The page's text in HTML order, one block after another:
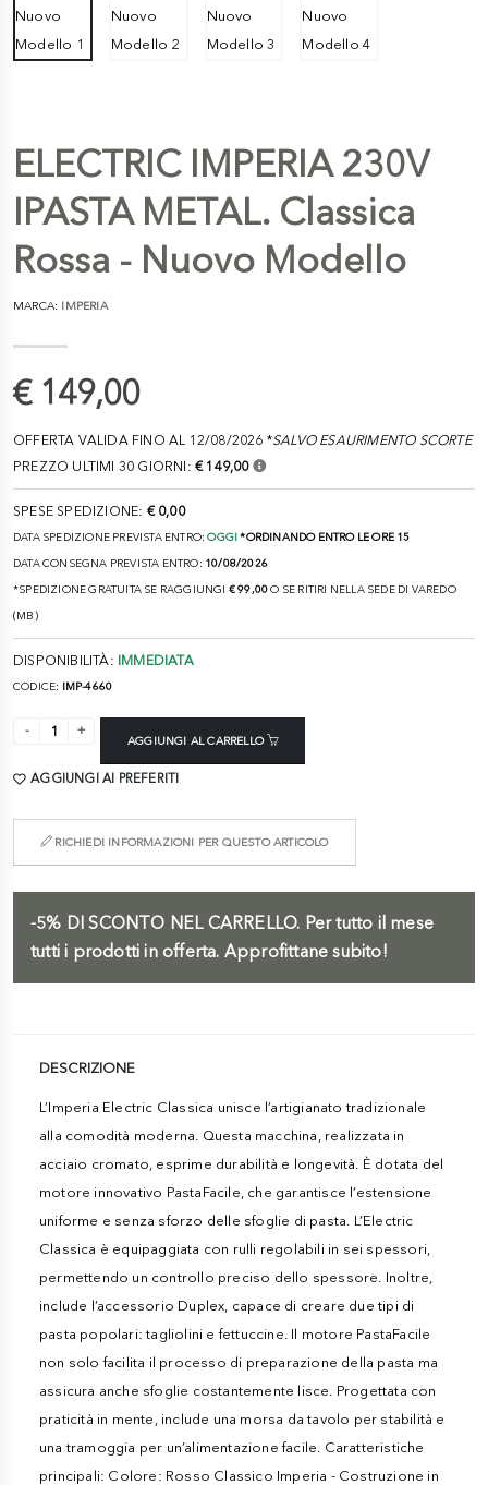
ELECTRIC IMPERIA 230V
IPASTA METAL. Classica
Rossa - Nuovo Modello
MARCA: IMPERIA
€ 149,00
OFFERTA VALIDA FINO AL 12/08/2026 *SALVO ESAURIMENTO SCORTE
PREZZO ULTIMI 30 GIORNI: € 149,00
SPESE SPEDIZIONE: € 0,00
DATA SPEDIZIONE PREVISTA ENTRO:OGGI *ORDINANDO ENTRO LE ORE 15
DATA CONSEGNA PREVISTA ENTRO: 10/08/2026
*SPEDIZIONE GRATUITA SE RAGGIUNGI € 99,00O SE RITIRI NELLA SEDE DI VAREDO
(MB)
DISPONIBILITÀ: IMMEDIATA
CODICE: IMP-4660
AGGIUNGI AL CARRELLO
AGGIUNGI AI PREFERITI
RICHIEDI INFORMAZIONI PER QUESTO ARTICOLO
-5% DI SCONTO NEL CARRELLO. Per tutto il mese
tutti i prodotti in offerta. Approfittane subito!
DESCRIZIONE
L’Imperia Electric Classica unisce l’artigianato tradizionale
alla comodità moderna. Questa macchina, realizzata in
acciaio cromato, esprime durabilità e longevità. È dotata del
motore innovativo PastaFacile, che garantisce l’estensione
uniforme e senza sforzo delle sfoglie di pasta. L’Electric
Classica è equipaggiata con rulli regolabili in sei spessori,
permettendo un controllo preciso dello spessore. Inoltre,
include l’accessorio Duplex, capace di creare due tipi di
pasta popolari: tagliolini e fettuccine. Il motore PastaFacile
non solo facilita il processo di preparazione della pasta ma
assicura anche sfoglie costantemente lisce. Progettata con
praticità in mente, include una morsa da tavolo per stabilità e
una tramoggia per un’alimentazione facile. Caratteristiche
principali: Colore: Rosso Classico Imperia - Costruzione in